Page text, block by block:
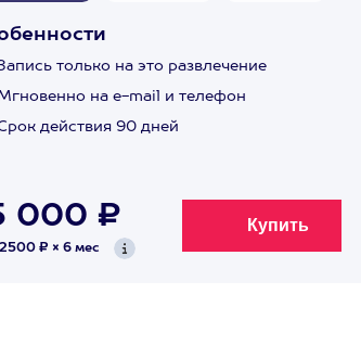
только на это развлечение
на e-mail и телефон
действия 90 дней
000 ₽
2500 ₽ × 6 мес